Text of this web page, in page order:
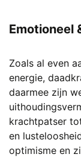
Emotioneel
Zoals al even
energie,
daarmee zijn
krachtpatser
en
optimisme en